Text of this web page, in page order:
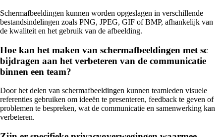
Schermafbeeldingen kunnen worden opgeslagen in verschillende
bestandsindelingen zoals PNG, JPEG, GIF of BMP, afhankelijk van
de kwaliteit en het gebruik van de afbeelding.
Hoe kan het maken van schermafbeeldingen met sc
bijdragen aan het verbeteren van de communicatie
binnen een team?
Door het delen van schermafbeeldingen kunnen teamleden visuele
referenties gebruiken om ideeën te presenteren, feedback te geven of
problemen te bespreken, wat de communicatie en samenwerking kan
verbeteren.